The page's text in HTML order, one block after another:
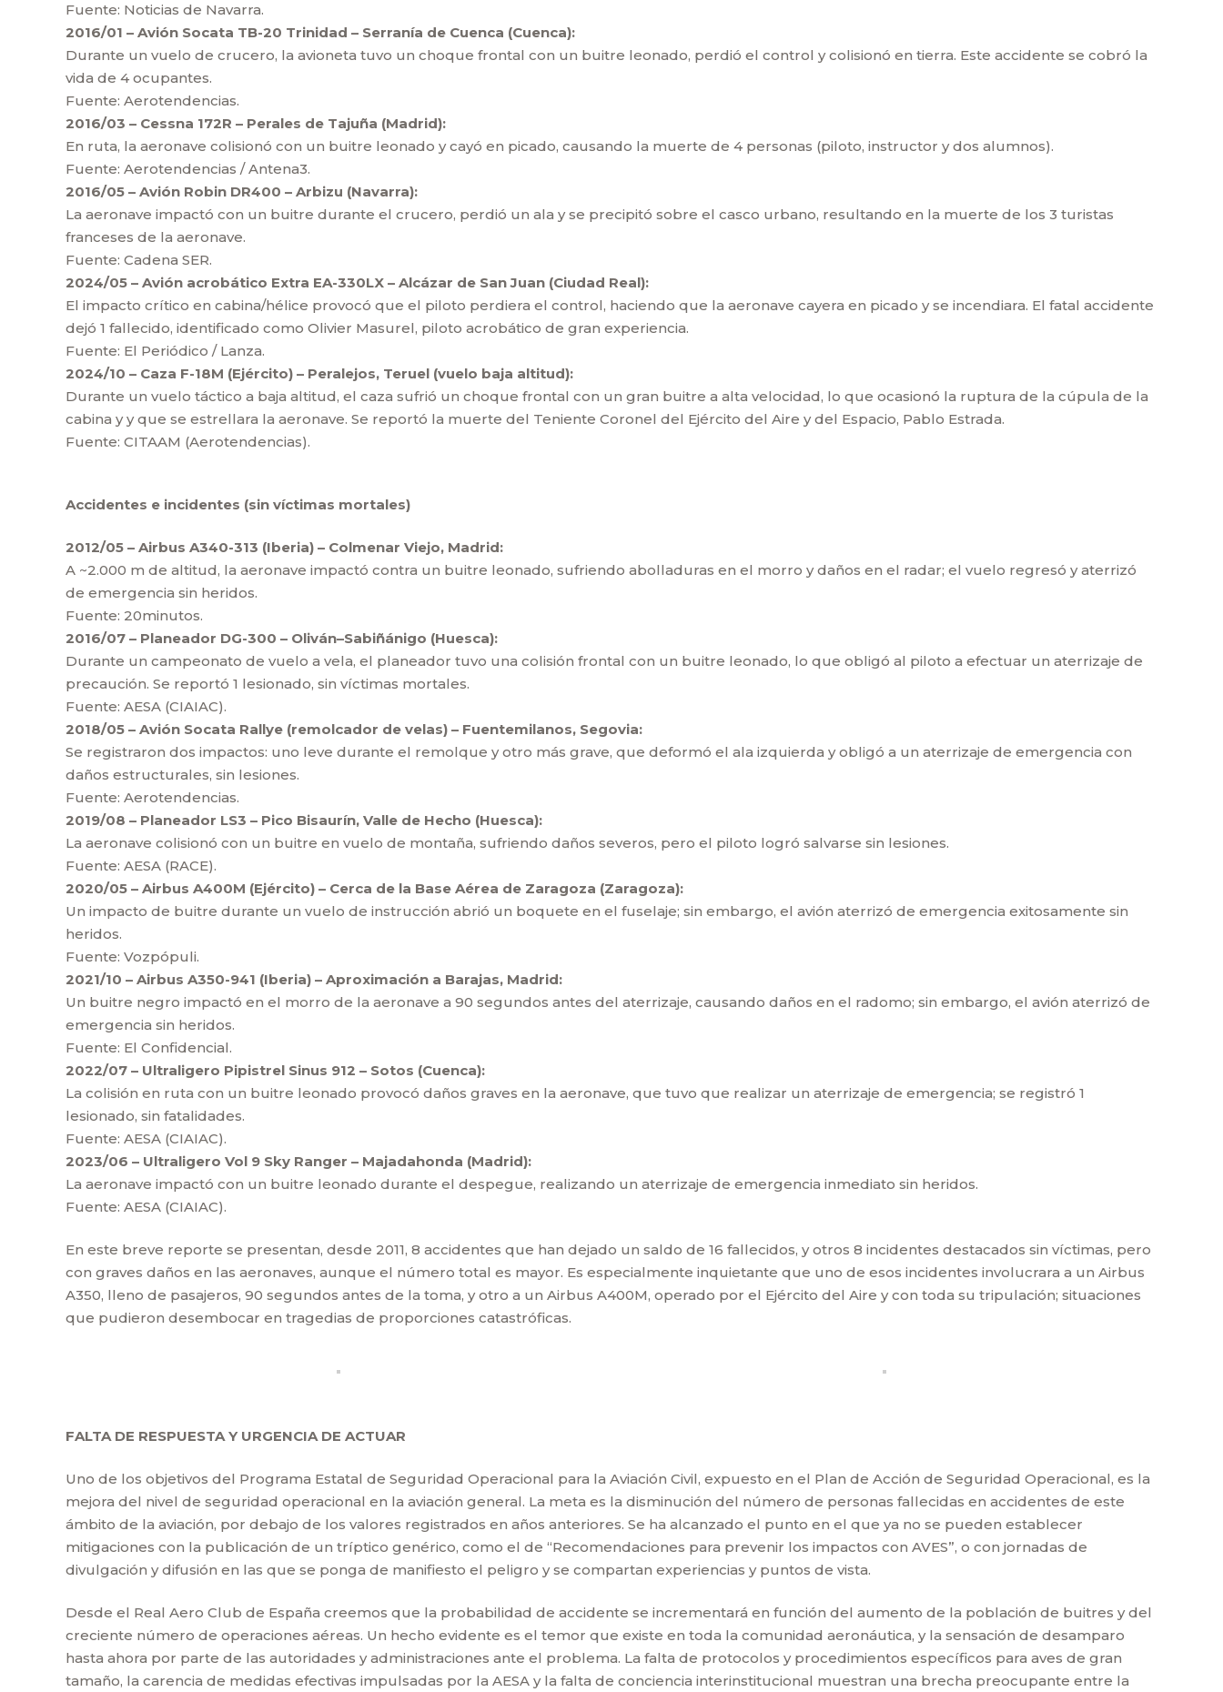
Fuente: Noticias de Navarra.
2016/01 – Avión Socata TB-20 Trinidad – Serranía de Cuenca (Cuenca):
Durante un vuelo de crucero, la avioneta tuvo un choque frontal con un buitre leonado, perdió el control y colisionó en tierra. Este accidente se cobró la
vida de 4 ocupantes.
Fuente: Aerotendencias.
2016/03 – Cessna 172R – Perales de Tajuña (Madrid):
En ruta, la aeronave colisionó con un buitre leonado y cayó en picado, causando la muerte de 4 personas (piloto, instructor y dos alumnos).
Fuente: Aerotendencias / Antena3.
2016/05 – Avión Robin DR400 – Arbizu (Navarra):
La aeronave impactó con un buitre durante el crucero, perdió un ala y se precipitó sobre el casco urbano, resultando en la muerte de los 3 turistas
franceses de la aeronave.
Fuente: Cadena SER.
2024/05 – Avión acrobático Extra EA-330LX – Alcázar de San Juan (Ciudad Real):
El impacto crítico en cabina/hélice provocó que el piloto perdiera el control, haciendo que la aeronave cayera en picado y se incendiara. El fatal accidente
dejó 1 fallecido, identificado como Olivier Masurel, piloto acrobático de gran experiencia.
Fuente: El Periódico / Lanza.
2024/10 – Caza F-18M (Ejército) – Peralejos, Teruel (vuelo baja altitud):
Durante un vuelo táctico a baja altitud, el caza sufrió un choque frontal con un gran buitre a alta velocidad, lo que ocasionó la ruptura de la cúpula de la
cabina y y que se estrellara la aeronave. Se reportó la muerte del Teniente Coronel del Ejército del Aire y del Espacio, Pablo Estrada.
Fuente: CITAAM (Aerotendencias).
Accidentes e incidentes (sin víctimas mortales)
2012/05 – Airbus A340-313 (Iberia) – Colmenar Viejo, Madrid:
A ~2.000 m de altitud, la aeronave impactó contra un buitre leonado, sufriendo abolladuras en el morro y daños en el radar; el vuelo regresó y aterrizó
de emergencia sin heridos.
Fuente: 20minutos.
2016/07 – Planeador DG-300 – Oliván–Sabiñánigo (Huesca):
Durante un campeonato de vuelo a vela, el planeador tuvo una colisión frontal con un buitre leonado, lo que obligó al piloto a efectuar un aterrizaje de
precaución. Se reportó 1 lesionado, sin víctimas mortales.
Fuente: AESA (CIAIAC).
2018/05 – Avión Socata Rallye (remolcador de velas) – Fuentemilanos, Segovia:
Se registraron dos impactos: uno leve durante el remolque y otro más grave, que deformó el ala izquierda y obligó a un aterrizaje de emergencia con
daños estructurales, sin lesiones.
Fuente: Aerotendencias.
2019/08 – Planeador LS3 – Pico Bisaurín, Valle de Hecho (Huesca):
La aeronave colisionó con un buitre en vuelo de montaña, sufriendo daños severos, pero el piloto logró salvarse sin lesiones.
Fuente: AESA (RACE).
2020/05 – Airbus A400M (Ejército) – Cerca de la Base Aérea de Zaragoza (Zaragoza):
Un impacto de buitre durante un vuelo de instrucción abrió un boquete en el fuselaje; sin embargo, el avión aterrizó de emergencia exitosamente sin
heridos.
Fuente: Vozpópuli.
2021/10 – Airbus A350-941 (Iberia) – Aproximación a Barajas, Madrid:
Un buitre negro impactó en el morro de la aeronave a 90 segundos antes del aterrizaje, causando daños en el radomo; sin embargo, el avión aterrizó de
emergencia sin heridos.
Fuente: El Confidencial.
2022/07 – Ultraligero Pipistrel Sinus 912 – Sotos (Cuenca):
La colisión en ruta con un buitre leonado provocó daños graves en la aeronave, que tuvo que realizar un aterrizaje de emergencia; se registró 1
lesionado, sin fatalidades.
Fuente: AESA (CIAIAC).
2023/06 – Ultraligero Vol 9 Sky Ranger – Majadahonda (Madrid):
La aeronave impactó con un buitre leonado durante el despegue, realizando un aterrizaje de emergencia inmediato sin heridos.
Fuente: AESA (CIAIAC).
En este breve reporte se presentan, desde 2011, 8 accidentes que han dejado un saldo de 16 fallecidos, y otros 8 incidentes destacados sin víctimas, pero
con graves daños en las aeronaves, aunque el número total es mayor. Es especialmente inquietante que uno de esos incidentes involucrara a un Airbus
A350, lleno de pasajeros, 90 segundos antes de la toma, y otro a un Airbus A400M, operado por el Ejército del Aire y con toda su tripulación; situaciones
que pudieron desembocar en tragedias de proporciones catastróficas.
FALTA DE RESPUESTA Y URGENCIA DE ACTUAR
Uno de los objetivos del Programa Estatal de Seguridad Operacional para la Aviación Civil, expuesto en el Plan de Acción de Seguridad Operacional, es la
mejora del nivel de seguridad operacional en la aviación general. La meta es la disminución del número de personas fallecidas en accidentes de este
ámbito de la aviación, por debajo de los valores registrados en años anteriores. Se ha alcanzado el punto en el que ya no se pueden establecer
mitigaciones con la publicación de un tríptico genérico, como el de “Recomendaciones para prevenir los impactos con AVES”, o con jornadas de
divulgación y difusión en las que se ponga de manifiesto el peligro y se compartan experiencias y puntos de vista.
Desde el Real Aero Club de España creemos que la probabilidad de accidente se incrementará en función del aumento de la población de buitres y del
creciente número de operaciones aéreas. Un hecho evidente es el temor que existe en toda la comunidad aeronáutica, y la sensación de desamparo
hasta ahora por parte de las autoridades y administraciones ante el problema. La falta de protocolos y procedimientos específicos para aves de gran
tamaño, la carencia de medidas efectivas impulsadas por la AESA y la falta de conciencia interinstitucional muestran una brecha preocupante entre la